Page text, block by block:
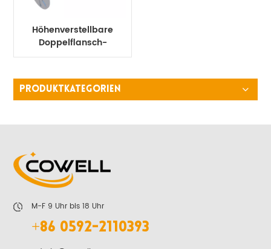
Höhenverstellbare
Doppelflansch-
Bodenschraubenverlängerung
PRODUKTKATEGORIEN
M-F 9 Uhr bis 18 Uhr
+86 0592-2110393